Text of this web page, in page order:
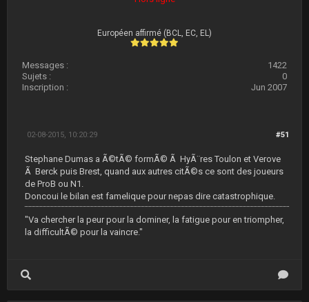
Européen affirmé (BCL, EC, EL)
Messages :
1422
Sujets :
0
Inscription :
Jun 2007
#51
02-08-2015, 10:20:29
Stephane Dumas a Ã©tÃ© formÃ© Ã HyÃ¨res Toulon et Verove
Ã Berck puis Brest, quand aux autres citÃ©s ce sont des joueurs
de ProB ou N1.
Doncoui le bilan est famelique pour nepas dire catastrophique.
"Va chercher la peur pour la dominer, la fatigue pour en triompher,
la difficultÃ© pour la vaincre."